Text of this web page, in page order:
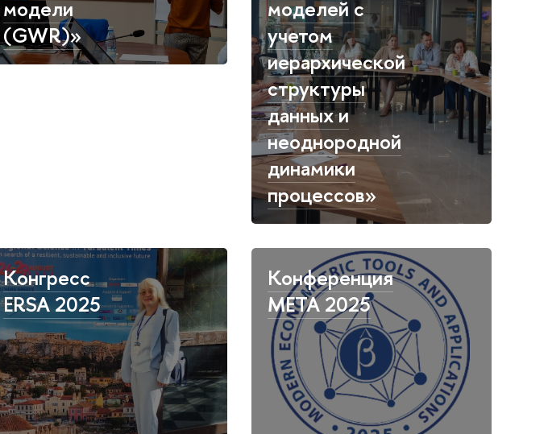
модели
(GWR)»
моделей с
учетом
иерархической
структуры
данных и
неоднородной
динамики
процессов»
Конгресс
ERSA 2025
Конференция
META 2025